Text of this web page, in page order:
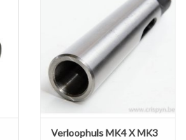
Verloophuls MK4 X MK3